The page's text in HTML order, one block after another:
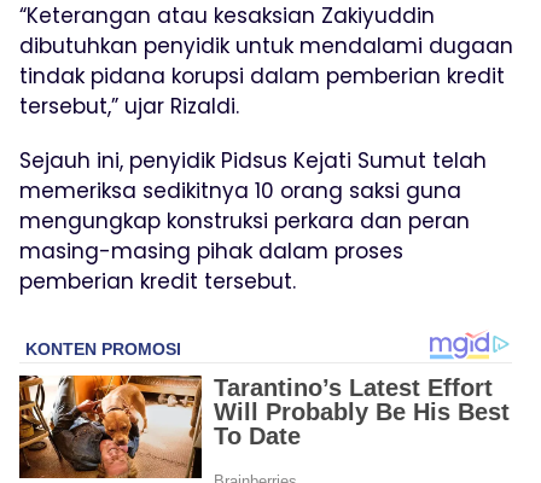
“Keterangan atau kesaksian Zakiyuddin
dibutuhkan penyidik untuk mendalami dugaan
tindak pidana korupsi dalam pemberian kredit
tersebut,” ujar Rizaldi.
Sejauh ini, penyidik Pidsus Kejati Sumut telah
memeriksa sedikitnya 10 orang saksi guna
mengungkap konstruksi perkara dan peran
masing-masing pihak dalam proses
pemberian kredit tersebut.